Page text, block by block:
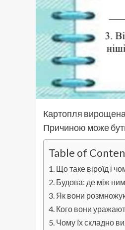
Картопля
Причиною може бути
Table of
Що таке віроїд і
Будова: де між
Як вони
Кого вони
Чому їх складно